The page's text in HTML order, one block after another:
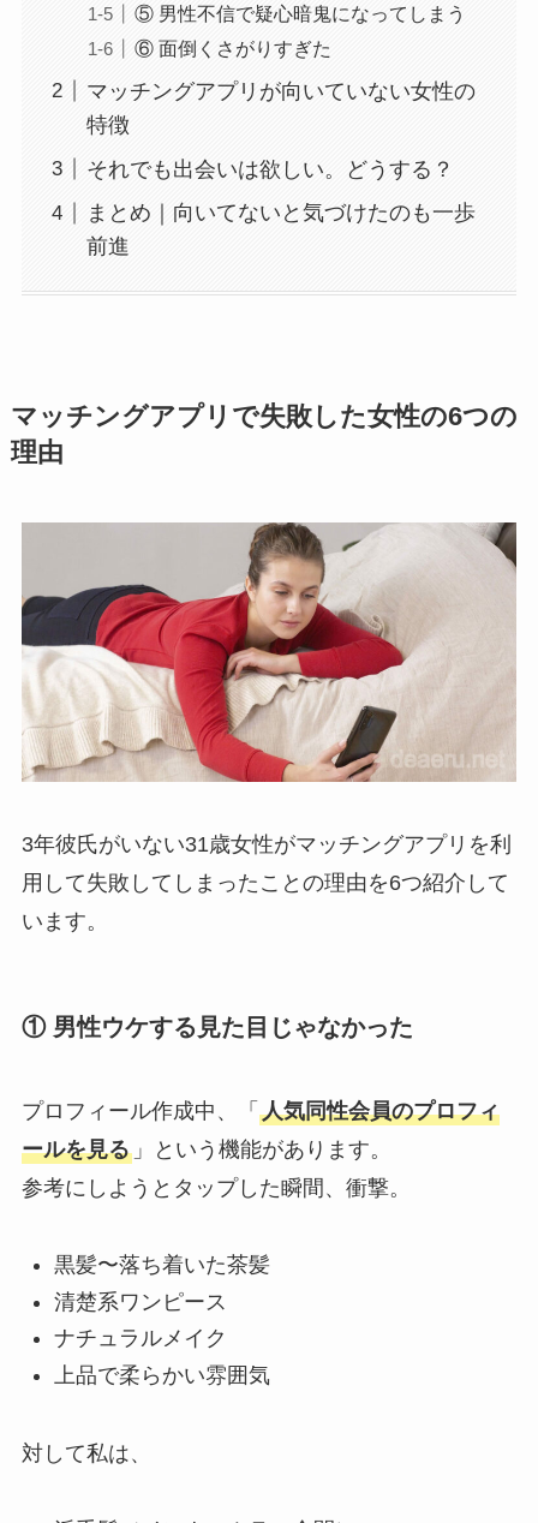
⑤ 男性不信で疑心暗鬼になってしまう
⑥ 面倒くさがりすぎた
マッチングアプリが向いていない女性の
特徴
それでも出会いは欲しい。どうする？
まとめ｜向いてないと気づけたのも一歩
前進
マッチングアプリで失敗した女性の6つの
理由
3年彼氏がいない31歳女性がマッチングアプリを利
用して失敗してしまったことの理由を6つ紹介して
います。
① 男性ウケする見た目じゃなかった
プロフィール作成中、「 人気同性会員のプロフィ
ールを見る」という機能があります。
参考にしようとタップした瞬間、衝撃。
黒髪〜落ち着いた茶髪
清楚系ワンピース
ナチュラルメイク
上品で柔らかい雰囲気
対して私は、